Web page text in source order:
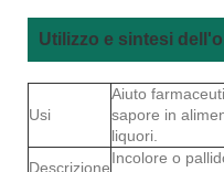
Utilizzo e sintesi
Usi
Aiuto
sapore in
liquori.
Descrizione
Incolore o